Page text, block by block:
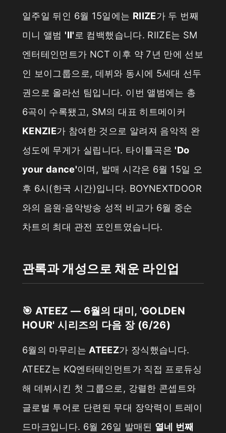
일주일 뒤인 6월 15일에는 RIIZE가 두 번째
미니 앨범 'II' 로 컴백했습니다. RIIZE는 SM
엔터테인먼트가 NCT 이후 약 7년 만에 선보
인 보이그룹으로, 데뷔와 동시에 5세대 선두
권으로 올라선 팀입니다. 이번 앨범에는 총
6곡이 수록됐고, SM의 대표 히트메이커
KENZIE가 참여한 것으로 알려져 음악적 완
성도에 무게가 실립니다. 타이틀곡은 'Do
your dance'이며, 발매 시각은 6월 15일 오
후 6시(한국 시간)입니다. BOYNEXTDOOR
와의 음원·음악방송 성적 비교가 6월 중순
차트의 최대 관전 포인트였습니다.
관록과 개성으로 채운 라인업
🎯 ATEEZ — 6월의 대미, 'GOLDEN
HOUR' 시리즈의 다음 장 (6/26)
6월의 마무리는 ATEEZ가 장식했습니다.
ATEEZ는 KQ엔터테인먼트가 직접 프로듀싱
해 데뷔시킨 첫 그룹으로, 강렬한 콘셉트와
글로벌 투어로 단련된 무대 장악력이 트레이
드마크입니다. 6월 26일 발매된 열네 번째